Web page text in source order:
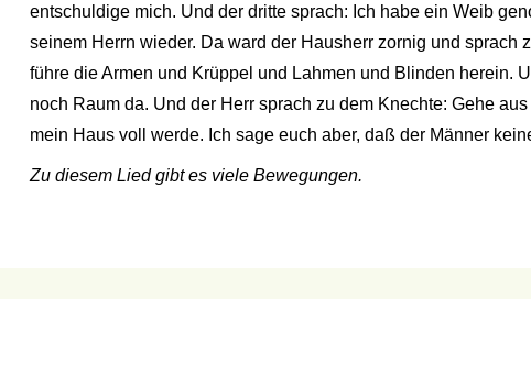
entschuldige mich. Und der dritte sprach: Ich habe ein Weib
seinem Herrn wieder. Da ward der Hausherr zornig und
führe die Armen und Krüppel und Lahmen und Blinden herein.
noch Raum da. Und der Herr sprach zu dem Knechte: Gehe
mein Haus voll werde. Ich sage euch aber, daß der Männer
Zu diesem Lied gibt es viele Bewegungen.